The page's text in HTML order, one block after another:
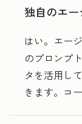
独自のエ
はい。エー
のプロンプ
タを活用し
きます。コ